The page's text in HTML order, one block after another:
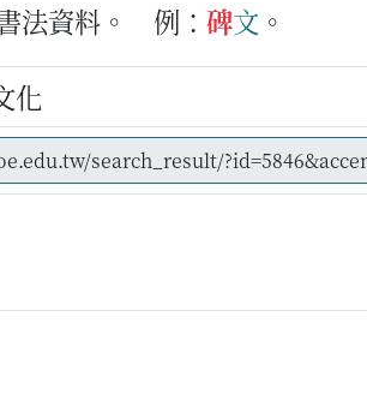
法資料。 例： 碑文 。
化